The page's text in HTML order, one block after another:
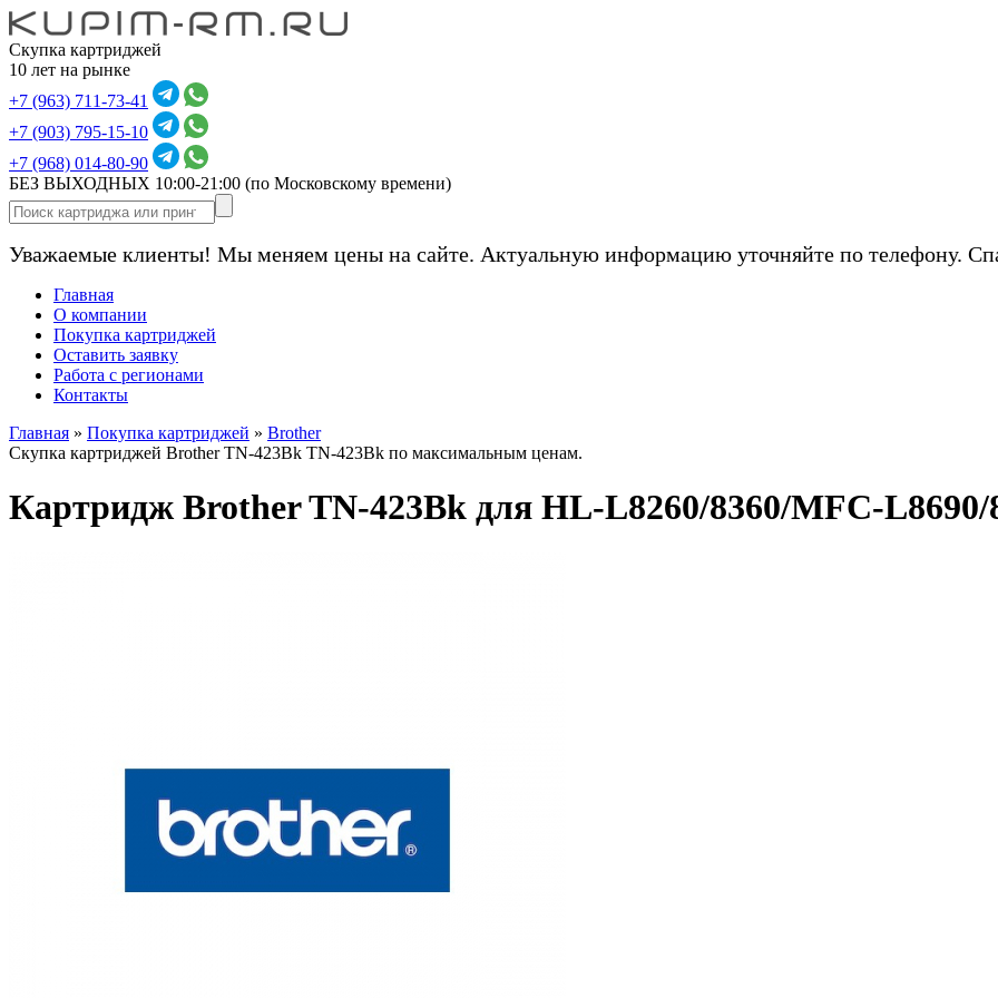
Скупка картриджей
10 лет на рынке
+7 (963) 711-73-41
+7 (903) 795-15-10
+7 (968) 014-80-90
БЕЗ ВЫХОДНЫХ 10:00-21:00 (по Московскому времени)
Уважаемые клиенты! Мы меняем цены на сайте. Актуальную информацию уточняйте по телефону.
Главная
О компании
Покупка картриджей
Оставить заявку
Работа с регионами
Контакты
Главная » Покупка картриджей » Brother
Скупка картриджей Brother TN-423Bk TN-423Bk по максимальным ценам.
Картридж Brother TN-423Bk для HL-L8260/8360/MFC-L8690/